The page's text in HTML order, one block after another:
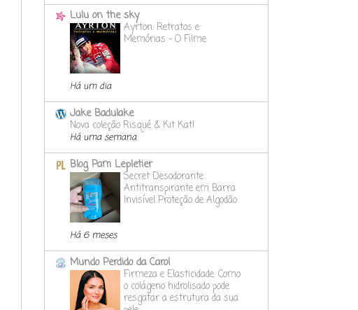
Lulu on the sky
Ayrton: Retratos e
Memórias - O Filme
Há um dia
Jake Badulake
Nova coleção Risqué & Kit Kat!
Há uma semana
Blog Pam Lepletier
Secret Desodorante
Antitranspirante em Barra
Invisível Proteção de Algodão
Há 6 meses
Mundo Perdido da Carol
Firmeza e Elasticidade: Como
o colágeno hidrolisado pode
resgatar a estrutura da sua